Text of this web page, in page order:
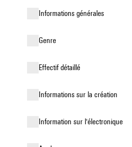
informations générales
genre
effectif détaillé
informations sur la création
Information sur l'électronique